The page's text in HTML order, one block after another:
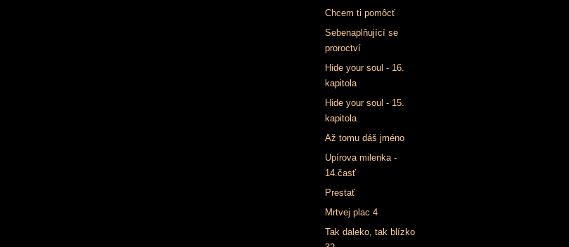
Chcem ti pomôcť
Sebenaplňující se
proroctví
Hide your soul - 16.
kapitola
Hide your soul - 15.
kapitola
Až tomu dáš jméno
Upírova milenka -
14.časť
Prestať
Mrtvej plac 4
Tak daleko, tak blízko